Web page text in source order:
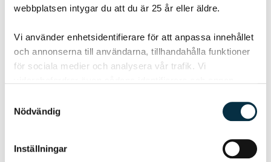
webbplatsen intygar du att du är 25 år eller äldre.
Vi använder enhetsidentifierare för att anpassa innehållet
och annonserna till användarna, tillhandahålla funktioner
för sociala medier och analysera vår trafik. Vi
annons- och analysföretag som vi samarbetar med.
Dessa kan i sin tur kombinera informationen med annan
information som du har tillhandahållit eller som de har
samlat in när du har använt deras tjänster.
Nödvändig
Inställningar
Potatisgratäng med chorizo
En lite annorlunda gratäng som du kan servera som
@wilma74